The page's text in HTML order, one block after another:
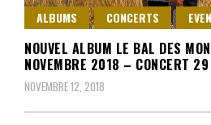
ALBUMS CONCERTS
NOUVEL ALBUM LE BAL DES
NOVEMBRE 2018 – CONCERT
NOVEMBRE 12, 2018